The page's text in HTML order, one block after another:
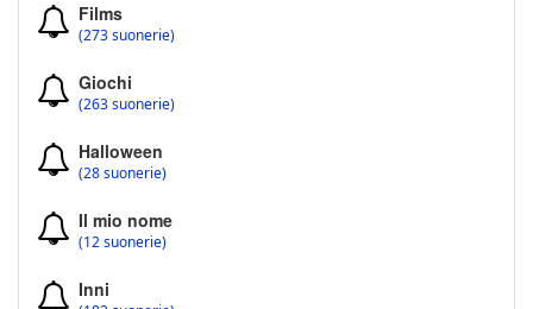
Films
(273 suonerie)
Giochi
(263 suonerie)
Halloween
(28 suonerie)
Il mio nome
(12 suonerie)
Inni